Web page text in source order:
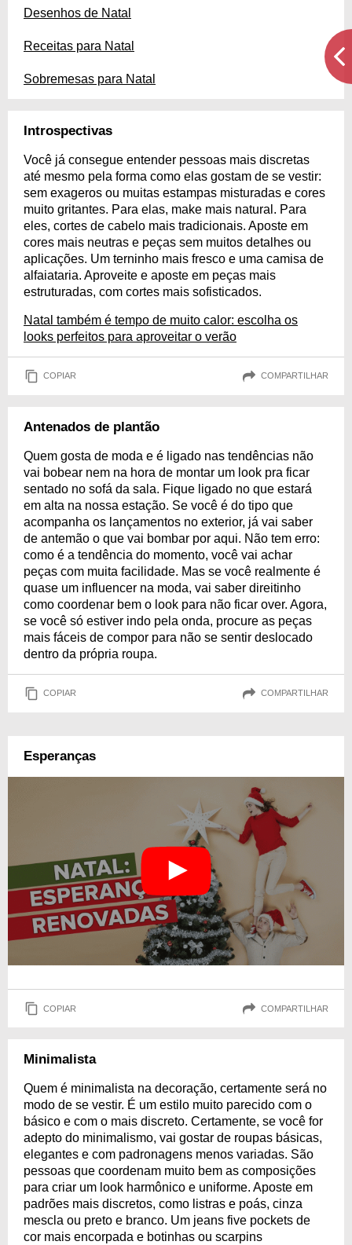
Desenhos de Natal
Receitas para Natal
Sobremesas para Natal
Introspectivas
Você já consegue entender pessoas mais discretas
até mesmo pela forma como elas gostam de se vestir:
sem exageros ou muitas estampas misturadas e cores
muito gritantes. Para elas, make mais natural. Para
eles, cortes de cabelo mais tradicionais. Aposte em
cores mais neutras e peças sem muitos detalhes ou
aplicações. Um terninho mais fresco e uma camisa de
alfaiataria. Aproveite e aposte em peças mais
estruturadas, com cortes mais sofisticados.
Natal também é tempo de muito calor: escolha os
looks perfeitos para aproveitar o verão
COPIAR COMPARTILHAR
Antenados de plantão
Quem gosta de moda e é ligado nas tendências não
vai bobear nem na hora de montar um look pra ficar
sentado no sofá da sala. Fique ligado no que estará
em alta na nossa estação. Se você é do tipo que
acompanha os lançamentos no exterior, já vai saber
de antemão o que vai bombar por aqui. Não tem erro:
como é a tendência do momento, você vai achar
peças com muita facilidade. Mas se você realmente é
quase um influencer na moda, vai saber direitinho
como coordenar bem o look para não ficar over. Agora,
se você só estiver indo pela onda, procure as peças
mais fáceis de compor para não se sentir deslocado
dentro da própria roupa.
COPIAR COMPARTILHAR
Esperanças
COPIAR COMPARTILHAR
Minimalista
Quem é minimalista na decoração, certamente será no
modo de se vestir. É um estilo muito parecido com o
básico e com o mais discreto. Certamente, se você for
adepto do minimalismo, vai gostar de roupas básicas,
elegantes e com padronagens menos variadas. São
pessoas que coordenam muito bem as composições
para criar um look harmônico e uniforme. Aposte em
padrões mais discretos, como listras e poás, cinza
mescla ou preto e branco. Um jeans five pockets de
cor mais encorpada e botinhas ou scarpins